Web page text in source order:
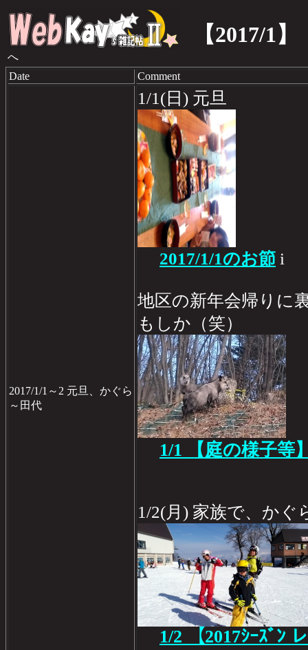
【2017/1】
へ
Date
Comment
2017/1/1～2 元旦、かぐら
～田代
1/1(日) 元旦
2017/1/1のお節 i
地区の新年会帰りに
もしか（笑）
1/1 【庭の様子等
1/2(月) 家族で、かぐ
1/2 【2017ｼｰｽﾞﾝ